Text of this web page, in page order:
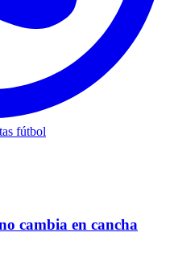
fútbol
cambia en cancha